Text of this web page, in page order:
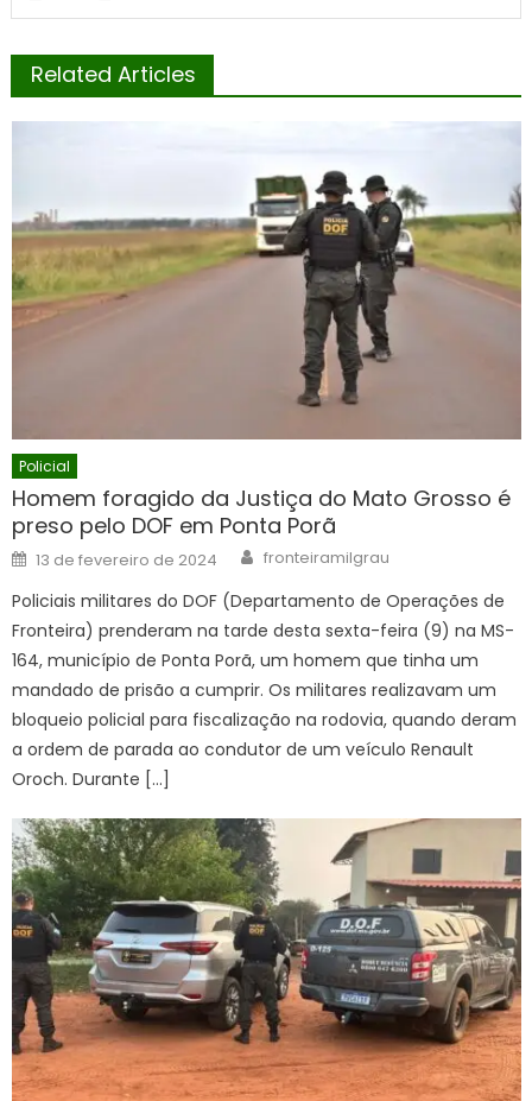
Related Articles
Policial
Homem foragido da Justiça do Mato Grosso é
preso pelo DOF em Ponta Porã
Posted
on
13 de fevereiro de 2024 Author
fronteiramilgrau
Policiais militares do DOF (Departamento de Operações de
Fronteira) prenderam na tarde desta sexta-feira (9) na MS-
164, município de Ponta Porã, um homem que tinha um
mandado de prisão a cumprir. Os militares realizavam um
bloqueio policial para fiscalização na rodovia, quando deram
a ordem de parada ao condutor de um veículo Renault
Oroch. Durante […]